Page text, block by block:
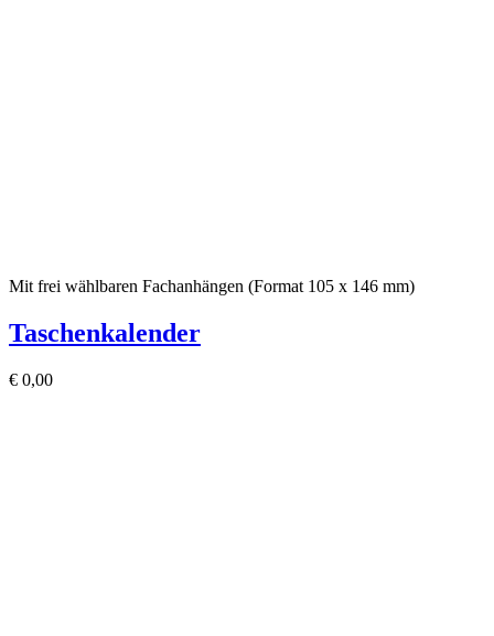
Mit frei wählbaren Fachanhängen (Format 105 x 146 mm)
Taschenkalender
€ 0,00